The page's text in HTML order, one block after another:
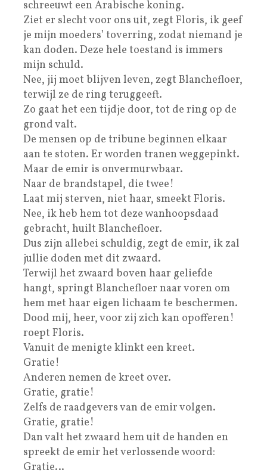
schreeuwt een Arabische koning.
Ziet er slecht voor ons uit, zegt Floris, ik geef
je mijn moeders’ toverring, zodat niemand je
kan doden. Deze hele toestand is immers
mijn schuld.
Nee, jij moet blijven leven, zegt Blanchefloer,
terwijl ze de ring teruggeeft.
Zo gaat het een tijdje door, tot de ring op de
grond valt.
De mensen op de tribune beginnen elkaar
aan te stoten. Er worden tranen weggepinkt.
Maar de emir is onvermurwbaar.
Naar de brandstapel, die twee!
Laat mij sterven, niet haar, smeekt Floris.
Nee, ik heb hem tot deze wanhoopsdaad
gebracht, huilt Blanchefloer.
Dus zijn allebei schuldig, zegt de emir, ik zal
jullie doden met dit zwaard.
Terwijl het zwaard boven haar geliefde
hangt, springt Blanchefloer naar voren om
hem met haar eigen lichaam te beschermen.
Dood mij, heer, voor zij zich kan opofferen!
roept Floris.
Vanuit de menigte klinkt een kreet.
Gratie!
Anderen nemen de kreet over.
Gratie, gratie!
Zelfs de raadgevers van de emir volgen.
Gratie, gratie!
Dan valt het zwaard hem uit de handen en
spreekt de emir het verlossende woord:
Gratie…